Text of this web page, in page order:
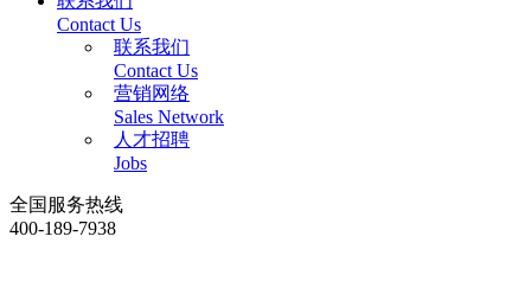
Contact Us
联系我们
Contact Us
营销网络
Sales Network
人才招聘
Jobs
全国服务热线
400-189-7938